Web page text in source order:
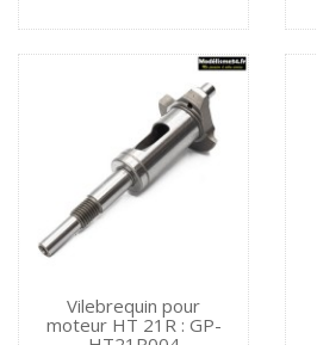
Vilebrequin pour
moteur HT 21R : GP-